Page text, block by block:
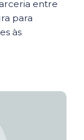
entre
para
às